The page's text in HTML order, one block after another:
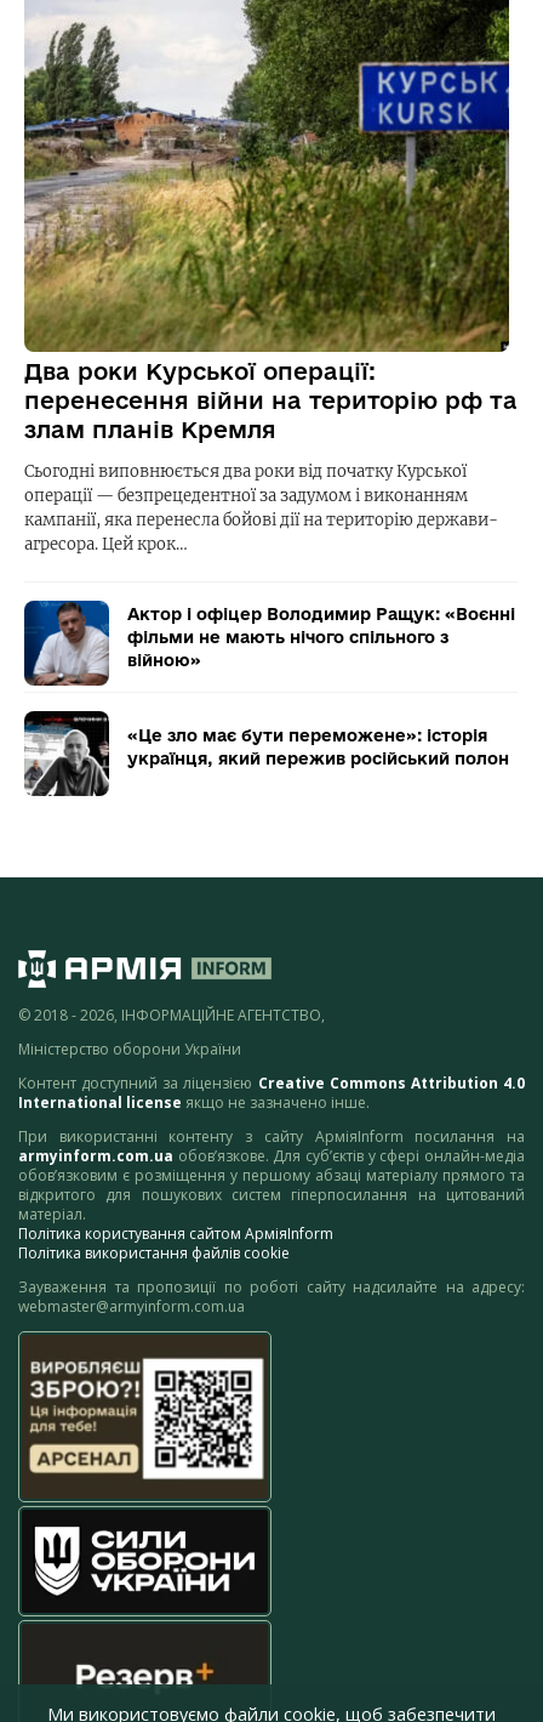
Два роки Курської операції:
перенесення війни на територію рф та
злам планів Кремля
Сьогодні виповнюється два роки від початку Курської
операції — безпрецедентної за задумом і виконанням
кампанії, яка перенесла бойові дії на територію держави-
агресора. Цей крок…
Актор і офіцер Володимир Ращук: «Воєнні
фільми не мають нічого спільного з
війною»
«Це зло має бути переможене»: історія
українця, який пережив російський полон
© 2018 - 2026, ІНФОРМАЦІЙНЕ АГЕНТСТВО,
Міністерство оборони України
Контент доступний за ліцензією Creative Commons Attribution 4.0
International license якщо не зазначено інше.
При використанні контенту з сайту АрміяInform посилання на
armyinform.com.ua обов’язкове. Для суб’єктів у сфері онлайн-медіа
обов’язковим є розміщення у першому абзаці матеріалу прямого та
відкритого для пошукових систем гіперпосилання на цитований
матеріал.
Політика користування сайтом АрміяInform
Політика використання файлів cookie
Зауваження та пропозиції по роботі сайту надсилайте на адресу:
webmaster@armyinform.com.ua
Ми використовуємо файли cookie, щоб забезпечити